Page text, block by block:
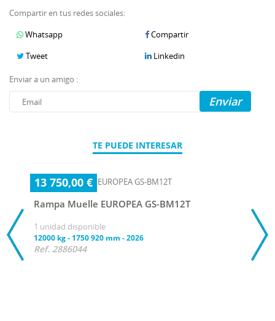
Compartir en tus redes sociales:
Whatsapp
Compartir
Tweet
Linkedin
Enviar a un amigo :
Enviar
TE PUEDE INTERESAR
13 750,00 €
Rampa Muelle EUROPEA GS-BM12T
1 unidad disponible
12000 kg- 1750 920 mm -2026
Ref. 2886044